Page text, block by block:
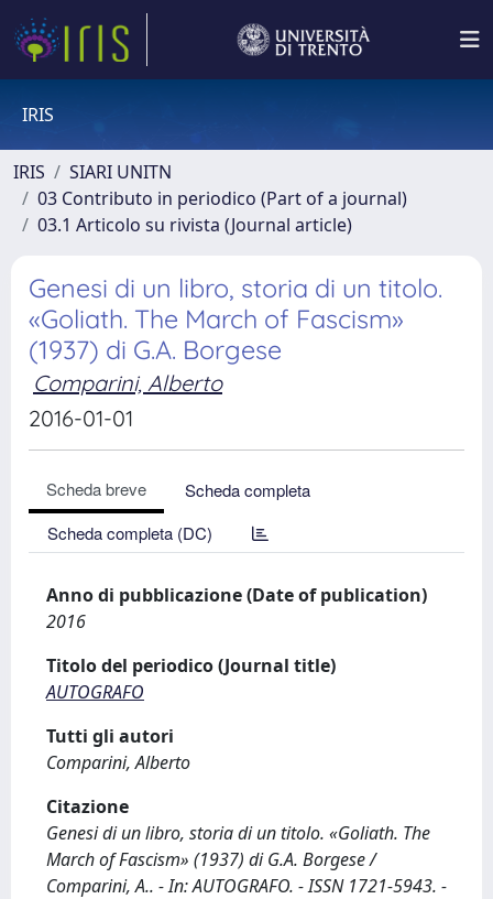
IRIS
IRIS
SIARI UNITN
03 Contributo in periodico (Part of a journal)
03.1 Articolo su rivista (Journal article)
Genesi di un libro, storia di un titolo.
«Goliath. The March of Fascism»
(1937) di G.A. Borgese
Comparini, Alberto
2016-01-01
Scheda breve
Scheda completa
Scheda completa (DC)
Anno di pubblicazione (Date of publication)
2016
Titolo del periodico (Journal title)
AUTOGRAFO
Tutti gli autori
Comparini, Alberto
Citazione
Genesi di un libro, storia di un titolo. «Goliath. The
March of Fascism» (1937) di G.A. Borgese /
Comparini, A.. - In: AUTOGRAFO. - ISSN 1721-5943. -